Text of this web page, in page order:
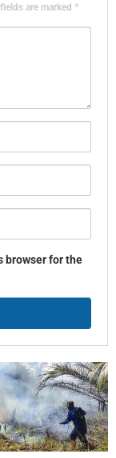
are marked *
browser for the